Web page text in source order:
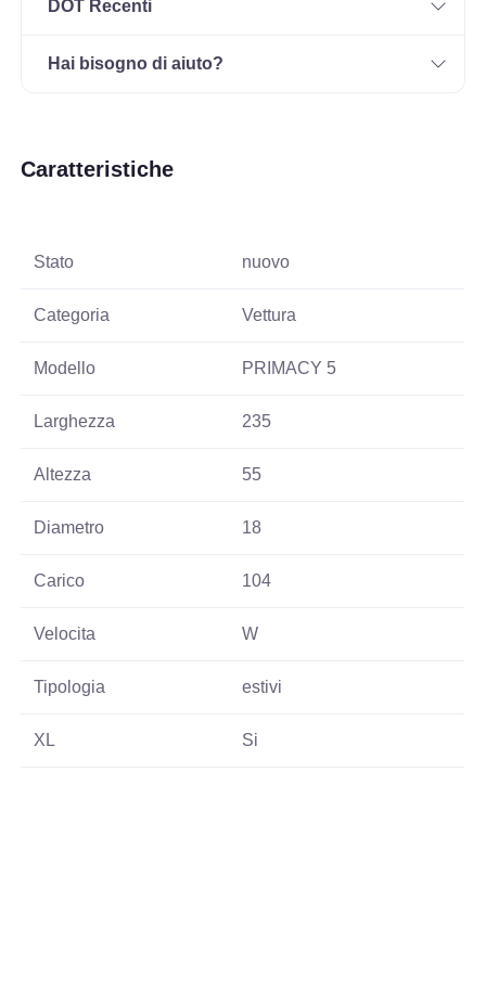
DOT Recenti
Hai bisogno di aiuto?
Caratteristiche
Stato nuovo
Categoria Vettura
Modello PRIMACY 5
Larghezza 235
Altezza 55
Diametro 18
Carico 104
Velocita W
Tipologia estivi
XL Si